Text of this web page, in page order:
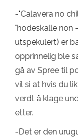
-"Calavera no
"hodeskalle non
utspekulert) er
opprinnelig ble
gå av Spree til
vil si at hvis du
verdt å klage
etter.
-Det er den